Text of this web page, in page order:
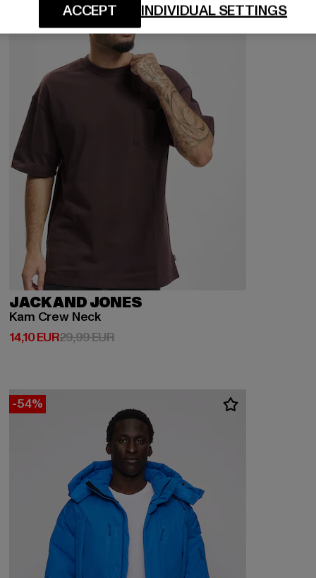
JACK AND JONES
Kam Crew Neck
14,10 EUR
Derzeitiger Preis: 14,10 EUR
29,99 EURAktionspreis: 29,99 EUR
-54%
INDIVIDUAL SETTINGS
ACCEPT